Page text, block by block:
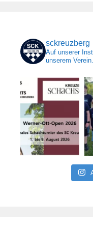
sckreuzberg
Auf unserer
unserem